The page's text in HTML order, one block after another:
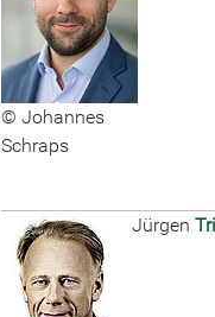
© Johannes
Schraps
Jürgen